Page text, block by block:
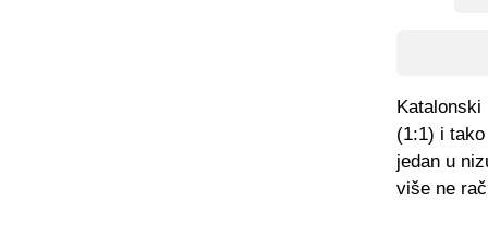
Katalonski
(1:1) i
jedan u
više ne